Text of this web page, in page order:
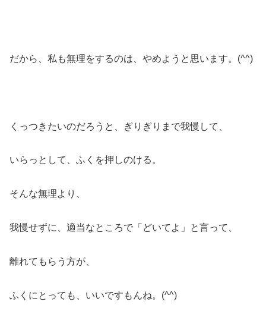
だから、私も無理をするのは、やめようと思います。(^^)
くっつきたいのだろうと、ぎりぎりまで我慢して、
いらっとして、ふくを押しのける。
そんな無理より、
我慢せずに、適当なところで「どいてよ」と言って、
離れてもらう方が、
ふくにとっても、いいですもんね。(^^)